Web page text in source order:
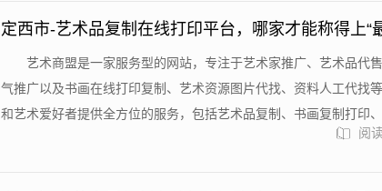
定西市-艺术品复制在线打印平台，哪家才能称得上“最
艺术商盟是一家服务型的网站，专注于艺术家推广、艺术品代
气推广以及书画在线打印复制、艺术资源图片代找、资料人工代找
和艺术爱好者提供全方位的服务，包括艺术品复制、书画复制打印
阅